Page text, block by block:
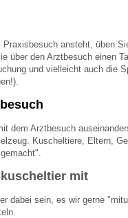
ansteht, üben
über den Arztbesuch einen
und vielleicht auch die
dem Arztbesuch
Kuscheltiere, Eltern,
mit
dabei sein, es wir gerne